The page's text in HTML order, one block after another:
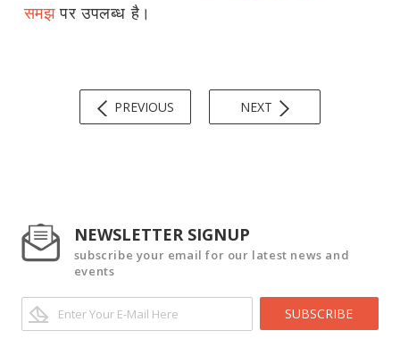
समझ पर उपलब्ध है।
PREVIOUS NEXT
NEWSLETTER SIGNUP
subscribe your email for our latest news and
events
SUBSCRIBE